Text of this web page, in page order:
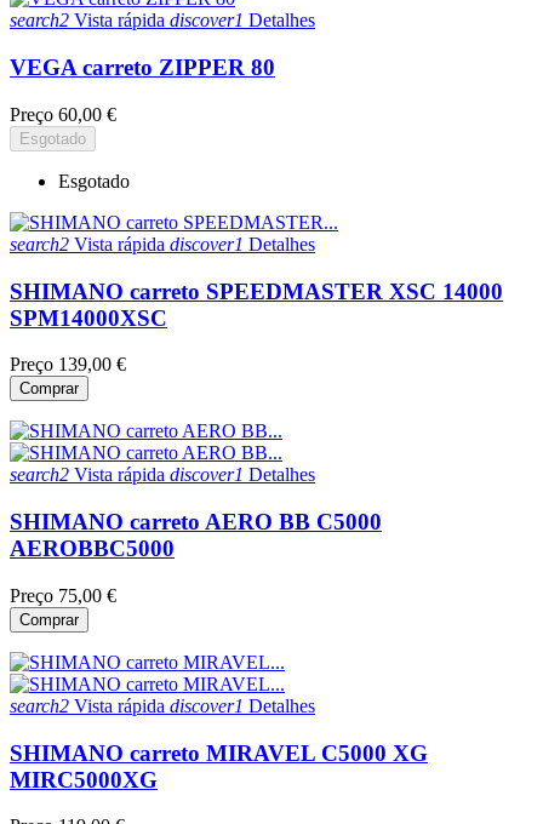
search2 Vista rápida discover1 Detalhes
VEGA carreto ZIPPER 80
Preço 60,00 €
Esgotado
Esgotado
search2 Vista rápida discover1 Detalhes
SHIMANO carreto SPEEDMASTER XSC 14000
SPM14000XSC
Preço 139,00 €
Comprar
search2 Vista rápida discover1 Detalhes
SHIMANO carreto AERO BB C5000
AEROBBC5000
Preço 75,00 €
Comprar
search2 Vista rápida discover1 Detalhes
SHIMANO carreto MIRAVEL C5000 XG
MIRC5000XG